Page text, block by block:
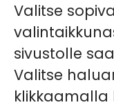
Valitse
sivustolle
Valitse
klikkaamalla